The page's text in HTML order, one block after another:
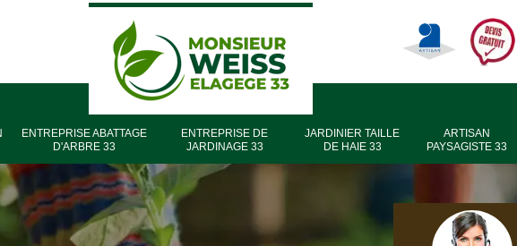
ENTREPRISE ABATTAGE
D'ARBRE 33
ENTREPRISE DE
JARDINAGE 33
JARDINIER TAILLE
DE HAIE 33
ARTISAN
PAYSAGISTE 33